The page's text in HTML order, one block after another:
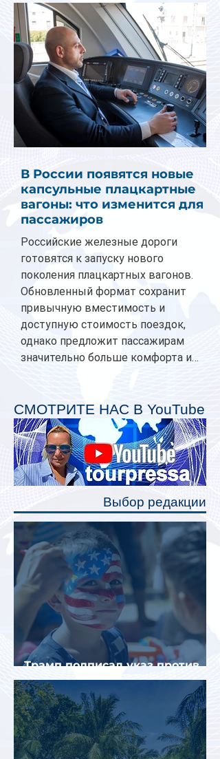
В России появятся новые
капсульные плацкартные
вагоны: что изменится для
пассажиров
Российские железные дороги
готовятся к запуску нового
поколения плацкартных вагонов.
Обновленный формат сохранит
привычную вместимость и
доступную стоимость поездок,
однако предложит пассажирам
значительно больше комфорта и
планируется начать в 2027 году.
Одним из главных нововведений
станут индивидуальные шторки у
каждого спального места. Они
позволят пассажирам закрыть свою
полку во время сна или отдыха,
СМОТРИТЕ НАС В YouTube
Выбор редакции
Трамп подписал указ против
«родильного туризма» в США